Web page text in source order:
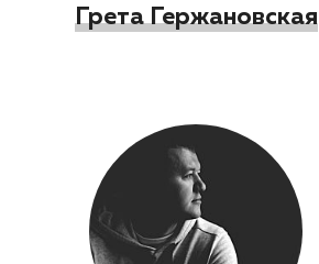
Грета Гержановская